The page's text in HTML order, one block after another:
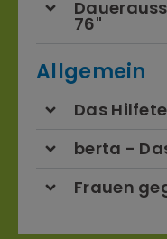
76"
Allgemein
Das
berta -
Frauen